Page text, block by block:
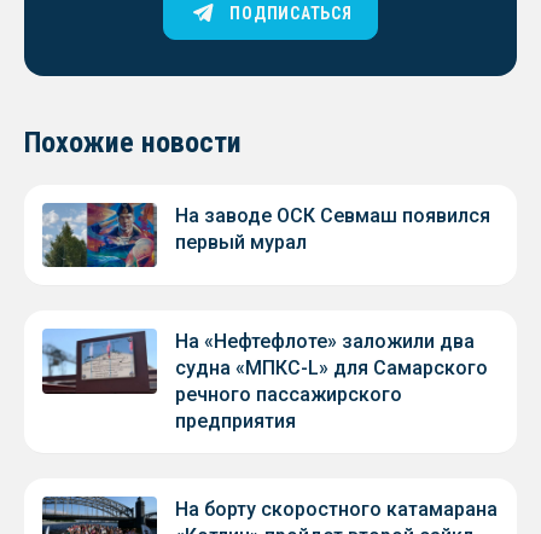
ПОДПИСАТЬСЯ
Похожие новости
На заводе ОСК Севмаш появился
первый мурал
На «Нефтефлоте» заложили два
судна «МПКС-L» для Самарского
речного пассажирского
предприятия
На борту скоростного катамарана